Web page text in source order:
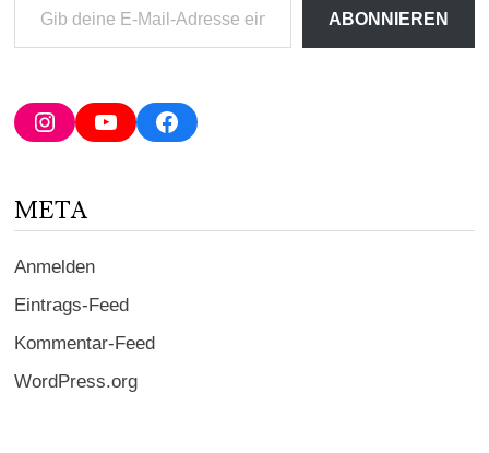
deine
Adresse
ein ...
ABONNIEREN
InstagramYouTubeFacebook
META
Anmelden
Eintrags-Feed
Kommentar-Feed
WordPress.org